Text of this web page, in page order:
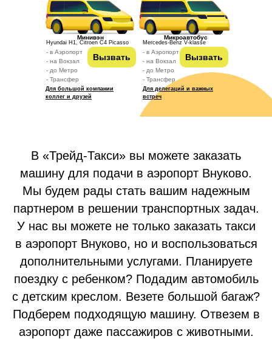
Минивэн
Hyundai H1, Citroen C4 Picasso
Для большой компании
коллег и друзей
Микроавтобус
Mercedes-Benz V-klasse
Для делегаций и важных
встреч
Вызвать
Вызвать
- в Аэропорт
- на Вокзал
- до Метро
- Трансфер
- в Аэропорт
- на Вокзал
- до Метро
- Трансфер
В «Трейд-Такси» вы можете заказать
машину для подачи в аэропорт Внуково.
Мы будем рады стать вашим надежным
партнером в решении транспортных задач.
У нас вы можете не только заказать такси
в аэропорт Внуково, но и воспользоваться
дополнительными услугами. Планируете
поездку с ребенком? Подадим автомобиль
с детским креслом. Везете большой багаж?
Подберем подходящую машину. Отвезем в
аэропорт даже пассажиров с животными.